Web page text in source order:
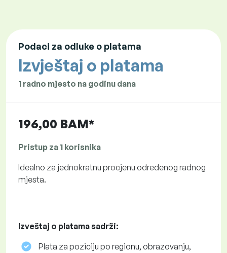
Podaci za odluke o platama
Izvještaj o platama
1 radno mjesto na godinu dana
196,00 BAM*
Pristup za 1 korisnika
Idealno za jednokratnu procjenu određenog radnog
mjesta.
Izveštaj o platama sadrži:
Plata za poziciju po regionu, obrazovanju,